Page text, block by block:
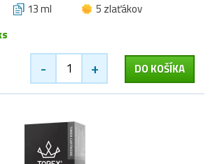
13 ml
5 zlaťákov
- + DO KOŠÍKA